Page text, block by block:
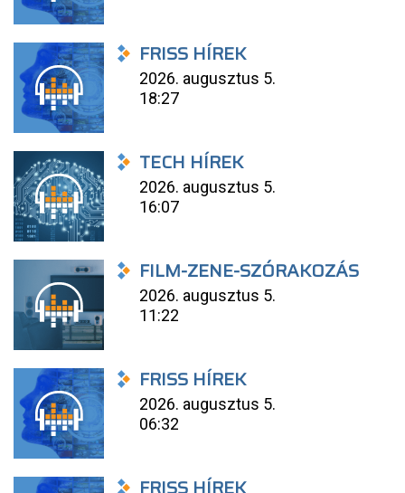
FRISS HÍREK
2026. augusztus 5.
18:27
TECH HÍREK
2026. augusztus 5.
16:07
FILM-ZENE-SZÓRAKOZÁS
2026. augusztus 5.
11:22
FRISS HÍREK
2026. augusztus 5.
06:32